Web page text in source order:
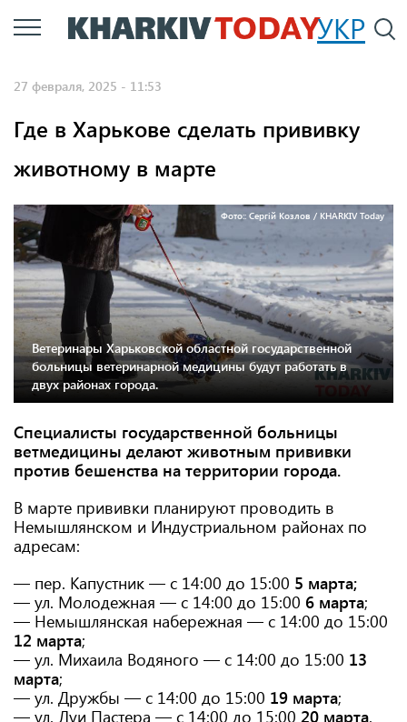
Перейти
к
УКР
27 февраля, 2025 - 11:53
Где в Харькове сделать прививку
животному в марте
Фото:: Сергій Козлов / KHARKIV Today
Ветеринары Харьковской областной государственной
больницы ветеринарной медицины будут работать в
двух районах города.
Специалисты государственной больницы
ветмедицины делают животным прививки
против бешенства на территории города.
В марте прививки планируют проводить в
Немышлянском и Индустриальном районах по
адресам:
— пер. Капустник — с 14:00 до 15:00 5 марта;
— ул. Молодежная — с 14:00 до 15:00 6 марта;
— Немышлянская набережная — с 14:00 до 15:00
12 марта;
— ул. Михаила Водяного — с 14:00 до 15:00 13
марта;
— ул. Дружбы — с 14:00 до 15:00 19 марта;
— ул. Луи Пастера — с 14:00 до 15:00 20 марта.